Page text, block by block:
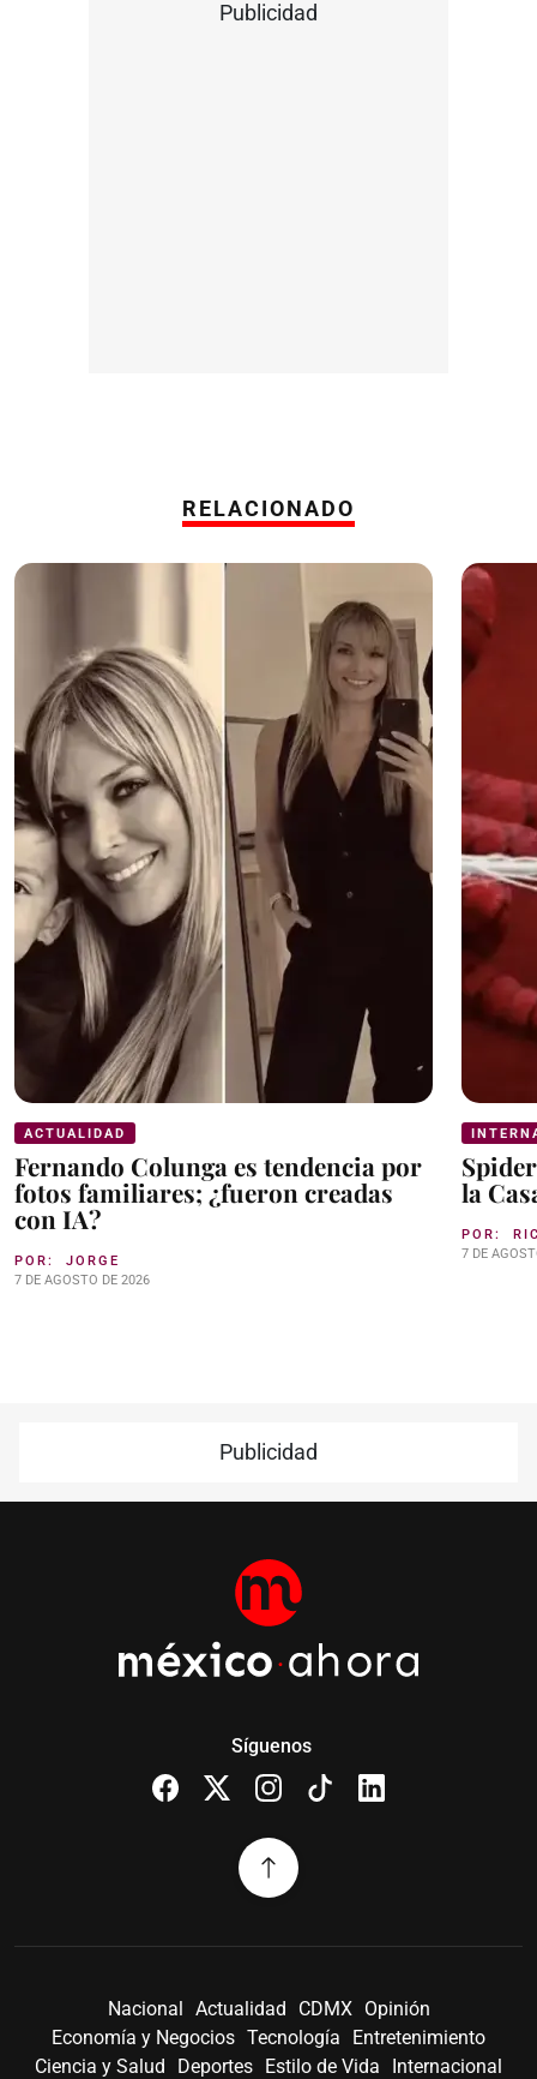
Publicidad
RELACIONADO
ACTUALIDAD
Fernando Colunga es tendencia por
fotos familiares; ¿fueron creadas
con IA?
POR: JORGE
7 DE AGOSTO DE 2026
la
POR:
7 DE
Publicidad
Síguenos
Nacional Actualidad CDMX
Opinión
Economía y Negocios Tecnología
Entretenimiento
Ciencia y Salud
Deportes Estilo de Vida Internacional